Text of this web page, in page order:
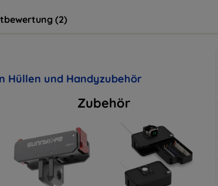
(2)
Hüllen und Handyzubehör
Zubehör